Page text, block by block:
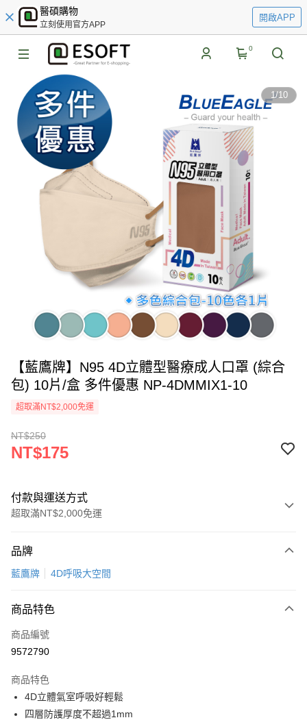
醫碩購物
立刻使用官方APP
開啟APP
0
1/10
【藍鷹牌】N95 4D立體型醫療成人口罩 (綜合
包) 10片/盒 多件優惠 NP-4DMMIX1-10
超取滿NT$2,000免運
NT$250
NT$175
付款與運送方式
超取滿NT$2,000免運
信用卡一次付款
LINE Pay
Apple Pay
Google Pay
全盈+PAY
品牌
藍鷹牌 4D呼吸大空間
商品特色
商品編號
9572790
商品特色
4D立體氣室呼吸好輕鬆
四層防護厚度不超過1mm